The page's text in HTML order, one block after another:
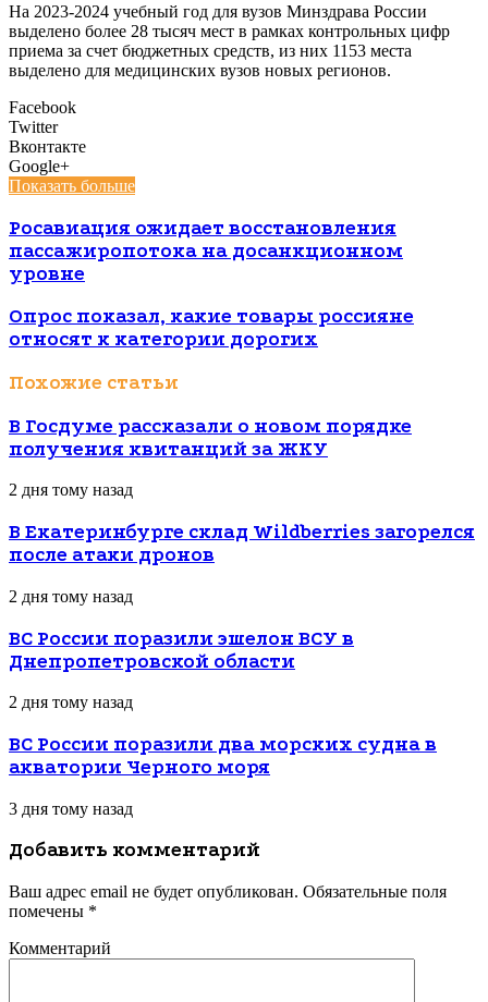
На 2023-2024 учебный год для вузов Минздрава России
выделено более 28 тысяч мест в рамках контрольных цифр
приема за счет бюджетных средств, из них 1153 места
выделено для медицинских вузов новых регионов.
Facebook
Twitter
Вконтакте
Google+
Показать больше
Росавиация ожидает восстановления
пассажиропотока на досанкционном
уровне
Опрос показал, какие товары россияне
относят к категории дорогих
Похожие статьи
В Госдуме рассказали о новом порядке
получения квитанций за ЖКУ
2 дня тому назад
В Екатеринбурге склад Wildberries загорелся
после атаки дронов
2 дня тому назад
ВС России поразили эшелон ВСУ в
Днепропетровской области
2 дня тому назад
ВС России поразили два морских судна в
акватории Черного моря
3 дня тому назад
Добавить комментарий
Ваш адрес email не будет опубликован. Обязательные поля
помечены *
Комментарий